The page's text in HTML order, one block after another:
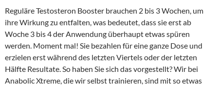
Reguläre Testosteron Booster brauchen 2 bis 3 Wochen, um
ihre Wirkung zu entfalten, was bedeutet, dass sie erst ab
Woche 3 bis 4 der Anwendung überhaupt etwas spüren
werden. Moment mal! Sie bezahlen für eine ganze Dose und
erzielen erst während des letzten Viertels oder der letzten
Hälfte Resultate. So haben Sie sich das vorgestellt? Wir bei
Anabolic Xtreme, die wir selbst trainieren, sind mit so etwas